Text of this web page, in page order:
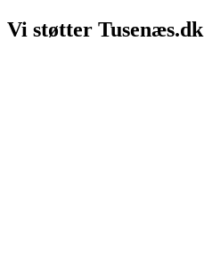
Vi støtter Tusenæs.dk